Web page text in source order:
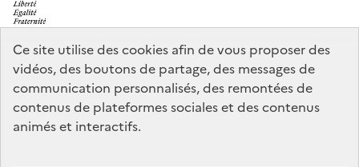
Ce site utilise des cookies afin de vous proposer des
vidéos, des boutons de partage, des messages de
communication personnalisés, des remontées de
contenus de plateformes sociales et des contenus
animés et interactifs.
legifrance.gouv.fr
info.gouv.fr
service-public.gouv.fr
data.gouv.fr